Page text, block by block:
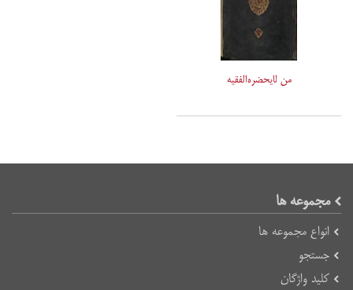
من لایحضره‌الفقیه
مجموعه ها
انواع مجموعه ها
جستجو
کلید واژگان